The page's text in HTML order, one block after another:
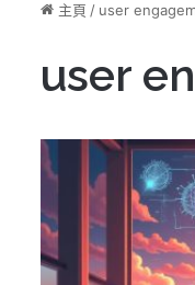
主頁 / user
user